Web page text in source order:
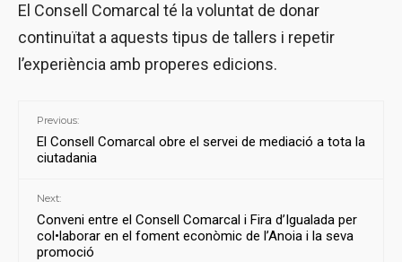
El Consell Comarcal té la voluntat de donar
continuïtat a aquests tipus de tallers i repetir
l’experiència amb properes edicions.
Previous:
El Consell Comarcal obre el servei de mediació a tota la
ciutadania
Next:
Conveni entre el Consell Comarcal i Fira d’Igualada per
col•laborar en el foment econòmic de l’Anoia i la seva
promoció